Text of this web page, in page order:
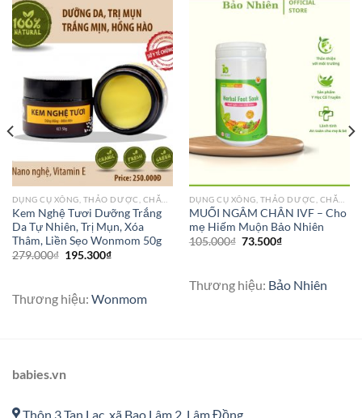
Kem Nghệ Tươi Dưỡng Trắng
Da Tự Nhiên, Trị Mụn, Xóa
Thâm, Liền Sẹo Wonmom 50g
279.000₫ 195.300₫
Thương hiệu: Wonmom
MUỐI NGÂM CHÂN IVF – Cho
mẹ Hiếm Muộn Bảo Nhiên
105.000₫ 73.500₫
Thương hiệu: Bảo Nhiên
babies.vn
Thôn 3 Tan Lac, xã Bao Lâm 2, Lâm Đồng